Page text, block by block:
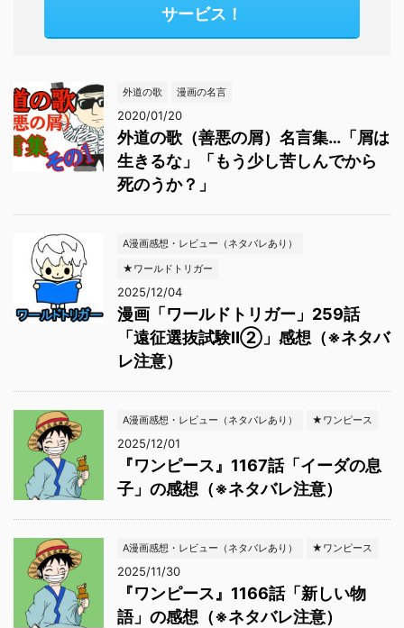
サービス！
外道の歌 漫画の名言
2020/01/20
外道の歌（善悪の屑）名言集…「屑は
生きるな」「もう少し苦しんでから
死のうか？」
A漫画感想・レビュー（ネタバレあり）
★ワールドトリガー
2025/12/04
漫画「ワールドトリガー」259話
「遠征選抜試験Ⅱ②」感想（※ネタバ
レ注意）
A漫画感想・レビュー（ネタバレあり） ★ワンピース
2025/12/01
『ワンピース』1167話「イーダの息
子」の感想（※ネタバレ注意）
A漫画感想・レビュー（ネタバレあり） ★ワンピース
2025/11/30
『ワンピース』1166話「新しい物
語」の感想（※ネタバレ注意）